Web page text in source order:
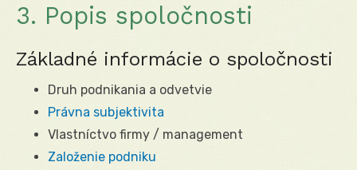
3. Popis spoločnosti
Základné informácie o spoločnosti
Druh podnikania a odvetvie
Právna subjektivita
Vlastníctvo firmy / management
Založenie podniku